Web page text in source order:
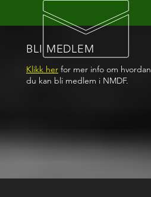
BLI MEDLEM
Klikk her for mer info om hvordan
du kan bli medlem i NMDF.